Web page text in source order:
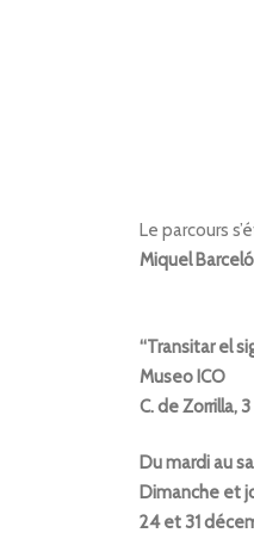
Le parcours
Miquel Barceló
“Transitar el
Museo ICO
C. de Zorrilla, 3
Du mardi au
Dimanche et
24 et 31